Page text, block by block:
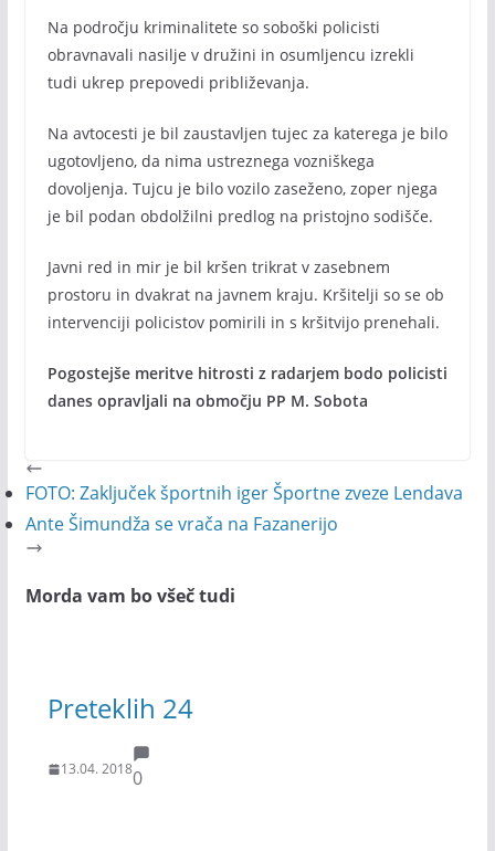
Na področju kriminalitete so soboški policisti
obravnavali nasilje v družini in osumljencu izrekli
tudi ukrep prepovedi približevanja.
Na avtocesti je bil zaustavljen tujec za katerega je bilo
ugotovljeno, da nima ustreznega vozniškega
dovoljenja. Tujcu je bilo vozilo zaseženo, zoper njega
je bil podan obdolžilni predlog na pristojno sodišče.
Javni red in mir je bil kršen trikrat v zasebnem
prostoru in dvakrat na javnem kraju. Kršitelji so se ob
intervenciji policistov pomirili in s kršitvijo prenehali.
Pogostejše meritve hitrosti z radarjem bodo policisti
danes opravljali na območju PP M. Sobota
FOTO: Zaključek športnih iger Športne zveze Lendava
Ante Šimundža se vrača na Fazanerijo
Morda vam bo všeč tudi
Preteklih 24
13.04. 20180